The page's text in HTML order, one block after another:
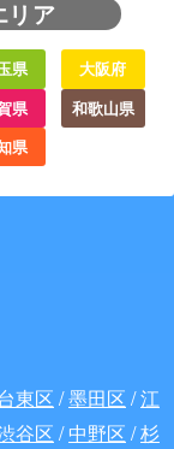
リア
県
大阪府
県
和歌山県
県
東区 /墨田区 /江
谷区 /中野区 /杉